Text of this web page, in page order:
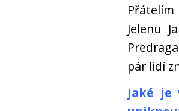
Jelenu
pár lidí
Jaké je